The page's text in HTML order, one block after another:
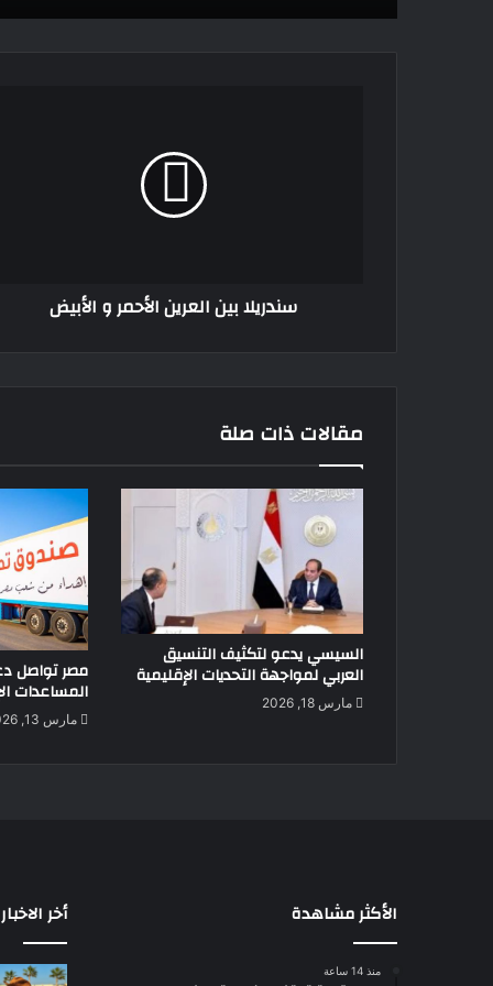
سندريلا بين العرين الأحمر و الأبيض
مقالات ذات صلة
السيسي يدعو لتكثيف التنسيق
العربي لمواجهة التحديات الإقليمية
مارس 18, 2026
مصر تواصل
المساعدات
مارس 13, 2026
الأكثر مشاهدة
منذ 14 ساعة
أخر الاخبار